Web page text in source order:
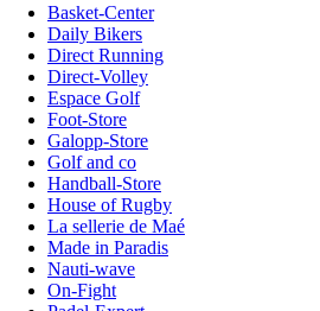
Basket-Center
Daily Bikers
Direct Running
Direct-Volley
Espace Golf
Foot-Store
Galopp-Store
Golf and co
Handball-Store
House of Rugby
La sellerie de Maé
Made in Paradis
Nauti-wave
On-Fight